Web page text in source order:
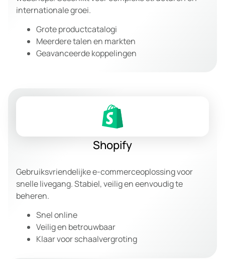
internationale groei.
Grote productcatalogi
Meerdere talen en markten
Geavanceerde koppelingen
Shopify
Gebruiksvriendelijke e-commerceoplossing voor
snelle livegang. Stabiel, veilig en eenvoudig te
beheren.
Snel online
Veilig en betrouwbaar
Klaar voor schaalvergroting